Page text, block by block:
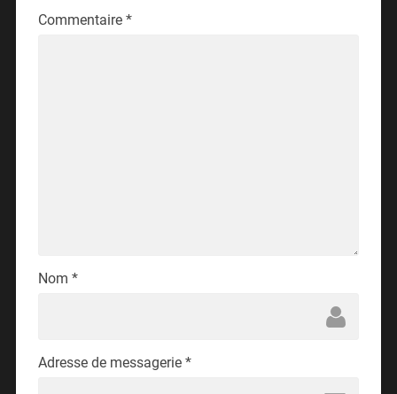
Commentaire *
Nom *
Adresse de messagerie *